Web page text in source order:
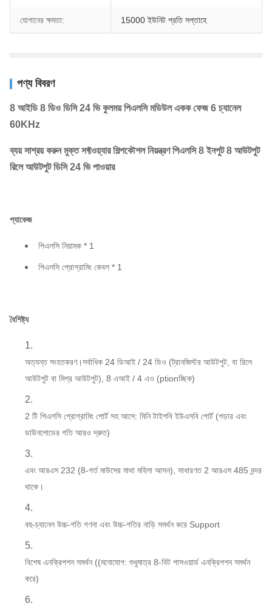
যোগানের ক্ষমতা: 15000 ইউনিট প্রতি সপ্তাহে
পণ্য বিবরণ
8 আইডি 8 ডিও ডিসি 24 ভি কুলময় পিএলসি মডিউল একক ফেজ 6 চ্যানেল
60KHz
ব্যয় সাশ্রয় করুন মুক্ত সফ্টওয়্যার শিল্পকৌশল নিয়ন্ত্রণ পিএলসি 8 ইনপুট 8 আউটপুট
রিলে আউটপুট ডিসি 24 ভি পাওয়ার
প্যাকেজ
পিএলসি নিয়ামক * 1
পিএলসি প্রোগ্রামিং কেবল * 1
বৈশিষ্ট্য
অত্যন্ত সংহতকরণ।সর্বাধিক 24 ডিআই / 24 ডিও (ট্রানজিস্টর আউটপুট, বা রিলে
আউটপুট বা মিশ্র আউটপুট), 8 এআই / 4 এও (ptionচ্ছিক)
2 টি পিএলসি প্রোগ্রামিং পোর্ট সহ আসে: মিনি টাইপবি ইউএসবি পোর্ট (পড়ার এবং
ডাউনলোডের গতি আরও দ্রুত)
এবং আরএস 232 (8-গর্ত মাউসের মাথা মহিলা আসন), সাধারণত 2 আরএস 485 বন্দর
থাকে।
বহু-চ্যানেল উচ্চ-গতি গণনা এবং উচ্চ-গতির নাড়ি সমর্থন করে Support
বিশেষ এনক্রিপশন সমর্থন ((মনোযোগ: শুধুমাত্র 8-বিট পাসওয়ার্ড এনক্রিপশন সমর্থন
করে)